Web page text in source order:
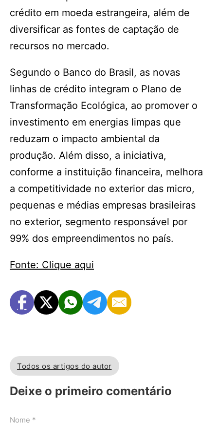
crédito em moeda estrangeira, além de
diversificar as fontes de captação de
recursos no mercado.
Segundo o Banco do Brasil, as novas
linhas de crédito integram o Plano de
Transformação Ecológica, ao promover o
investimento em energias limpas que
reduzam o impacto ambiental da
produção. Além disso, a iniciativa,
conforme a instituição financeira, melhora
a competitividade no exterior das micro,
pequenas e médias empresas brasileiras
no exterior, segmento responsável por
99% dos empreendimentos no país.
Fonte: Clique aqui
Todos os artigos do autor
Deixe o primeiro comentário
Nome *